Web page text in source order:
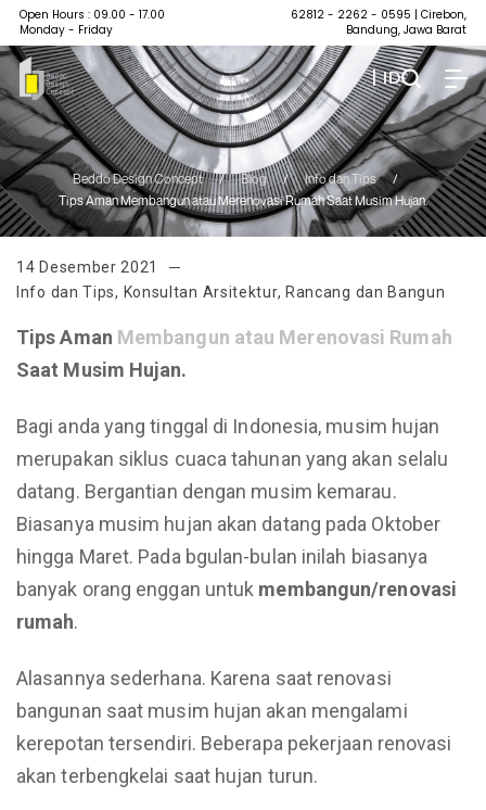
Open Hours : 09.00 - 17.00
Monday - Friday
62812 - 2262 - 0595 | Cirebon,
Bandung, Jawa Barat
| ID
Beddo Design Concept / Blog / Info dan Tips
/
Tips Aman Membangun atau Merenovasi Rumah Saat Musim Hujan.
14 Desember 2021
Info dan Tips, Konsultan Arsitektur, Rancang dan Bangun
Tips Aman Membangun atau Merenovasi Rumah
Saat Musim Hujan.
Bagi anda yang tinggal di Indonesia, musim hujan
merupakan siklus cuaca tahunan yang akan selalu
datang. Bergantian dengan musim kemarau.
Biasanya musim hujan akan datang pada Oktober
hingga Maret. Pada bgulan-bulan inilah biasanya
banyak orang enggan untuk membangun/renovasi
rumah.
Alasannya sederhana. Karena saat renovasi
bangunan saat musim hujan akan mengalami
kerepotan tersendiri. Beberapa pekerjaan renovasi
akan terbengkelai saat hujan turun.